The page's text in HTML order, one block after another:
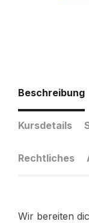
Beschreibung
Kursdetails
Rechtliches
Wir bereiten